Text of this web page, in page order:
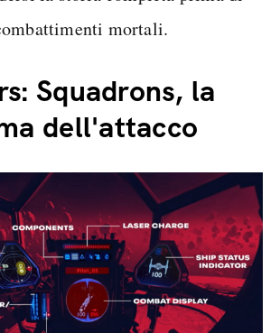
mortali.
Squadrons, la
dell'attacco